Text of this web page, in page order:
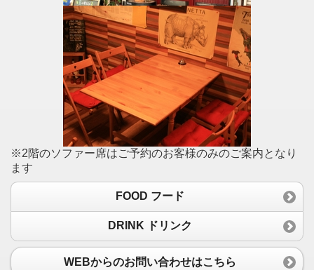
※2階のソファー席はご予約のお客様のみのご案内となり
ます
FOOD フード
DRINK ドリンク
WEBからのお問い合わせはこちら